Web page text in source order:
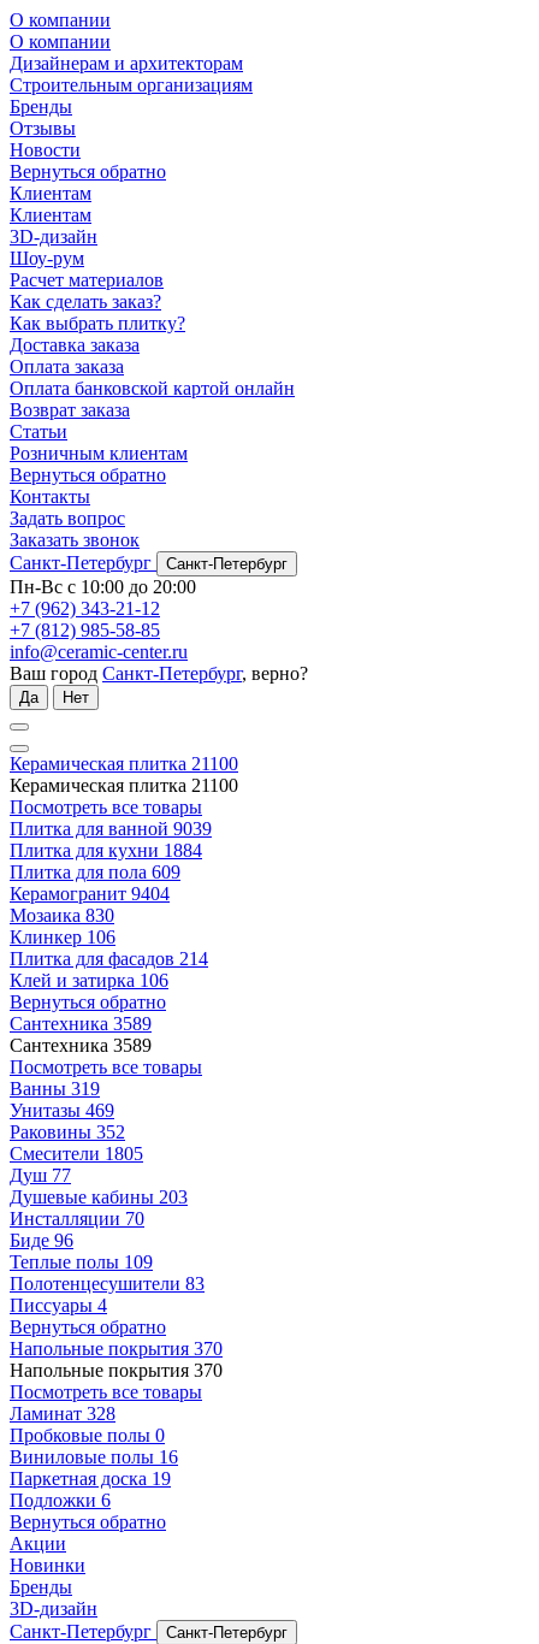
О компании
О компании
Дизайнерам и архитекторам
Строительным организациям
Бренды
Отзывы
Новости
Вернуться обратно
Клиентам
Клиентам
3D-дизайн
Шоу-рум
Расчет материалов
Как сделать заказ?
Как выбрать плитку?
Доставка заказа
Оплата заказа
Оплата банковской картой онлайн
Возврат заказа
Статьи
Розничным клиентам
Вернуться обратно
Контакты
Задать вопрос
Заказать звонок
Санкт-Петербург
Санкт-Петербург
Пн-Вс с 10:00 до 20:00
+7 (962) 343-21-12
+7 (812) 985-58-85
info@ceramic-center.ru
Ваш город Санкт-Петербург, верно?
Да Нет
Керамическая плитка 21100
Керамическая плитка 21100
Посмотреть все товары
Плитка для ванной 9039
Плитка для кухни 1884
Плитка для пола 609
Керамогранит 9404
Мозаика 830
Клинкер 106
Плитка для фасадов 214
Клей и затирка 106
Вернуться обратно
Сантехника 3589
Сантехника 3589
Посмотреть все товары
Ванны 319
Унитазы 469
Раковины 352
Смесители 1805
Душ 77
Душевые кабины 203
Инсталляции 70
Биде 96
Теплые полы 109
Полотенцесушители 83
Писсуары 4
Вернуться обратно
Напольные покрытия 370
Напольные покрытия 370
Посмотреть все товары
Ламинат 328
Пробковые полы 0
Виниловые полы 16
Паркетная доска 19
Подложки 6
Вернуться обратно
Акции
Новинки
Бренды
3D-дизайн
Санкт-Петербург
Санкт-Петербург